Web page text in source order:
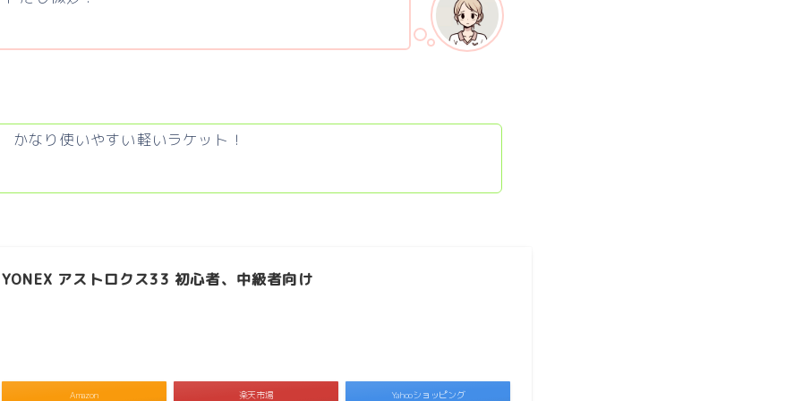
かなり使いやすい軽いラケット！
YONEX アストロクス33 初心者、中級者向け
Amazon 楽天市場 Yahooショッピング